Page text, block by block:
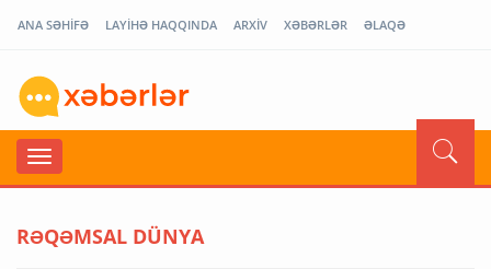
ANA SƏHİFƏ LAYİHƏ HAQQINDA ARXİV XƏBƏRLƏR ƏLAQƏ
RƏQƏMSAL DÜNYA